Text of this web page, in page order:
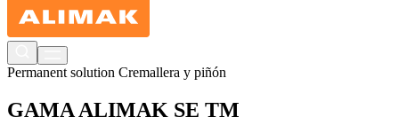
Permanent solution Cremallera y piñón
GAMA ALIMAK SE TM